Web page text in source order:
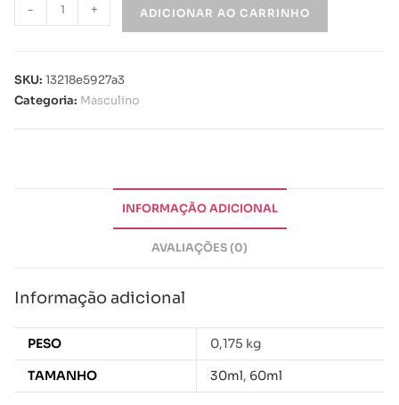
- + ADICIONAR AO CARRINHO
SKU: 13218e5927a3
Categoria: Masculino
INFORMAÇÃO ADICIONAL
AVALIAÇÕES (0)
Informação adicional
PESO
0,175 kg
TAMANHO
30ml, 60ml